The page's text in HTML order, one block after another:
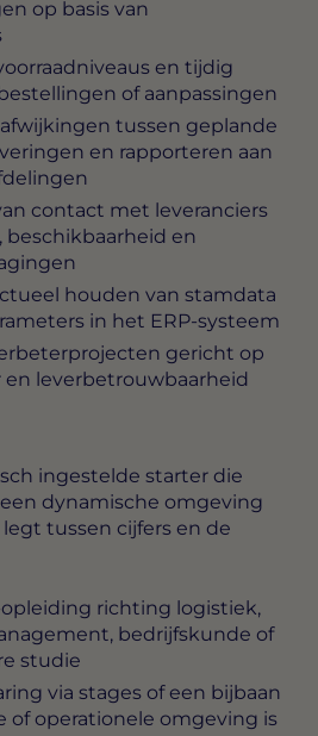
op basis van
en tijdig
of aanpassingen
tussen geplande
en rapporteren aan
contact met leveranciers
beschikbaarheid en
houden van stamdata
in het ERP-systeem
gericht op
en leverbetrouwbaarheid
ingestelde starter die
dynamische omgeving
tussen cijfers en de
richting logistiek,
bedrijfskunde of
studie
via stages of een bijbaan
of operationele omgeving is